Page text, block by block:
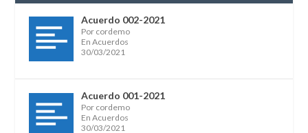
Acuerdo 002-2021
Por cordemo
En Acuerdos
30/03/2021
Acuerdo 001-2021
Por cordemo
En Acuerdos
30/03/2021